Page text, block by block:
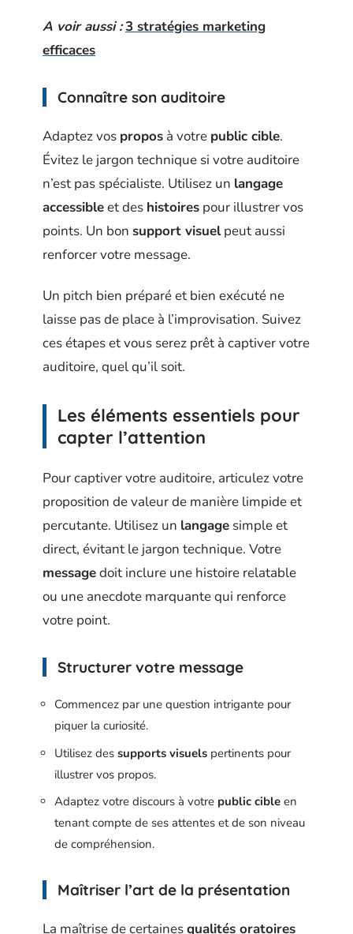
A voir aussi :3 stratégies marketing
efficaces
Connaître son auditoire
Adaptez vos propos à votre public cible.
Évitez le jargon technique si votre auditoire
n’est pas spécialiste. Utilisez un langage
accessibleet des histoires pour illustrer vos
points. Un bon support visuelpeut aussi
renforcer votre message.
Un pitch bien préparé et bien exécuté ne
laisse pas de place à l’improvisation. Suivez
ces étapes et vous serez prêt à captiver votre
auditoire, quel qu’il soit.
Les éléments essentiels pour
capter l’attention
Pour captiver votre auditoire, articulez votre
proposition de valeur de manière limpide et
percutante. Utilisez un langage simple et
direct, évitant le jargon technique. Votre
messagedoit inclure une histoire relatable
ou une anecdote marquante qui renforce
votre point.
Structurer votre message
Commencez par une question intrigante pour
piquer la curiosité.
Utilisez des supports visuels pertinents pour
illustrer vos propos.
Adaptez votre discours à votre public cible en
tenant compte de ses attentes et de son niveau
de compréhension.
Maîtriser l’art de la présentation
La maîtrise de certainesqualités oratoires